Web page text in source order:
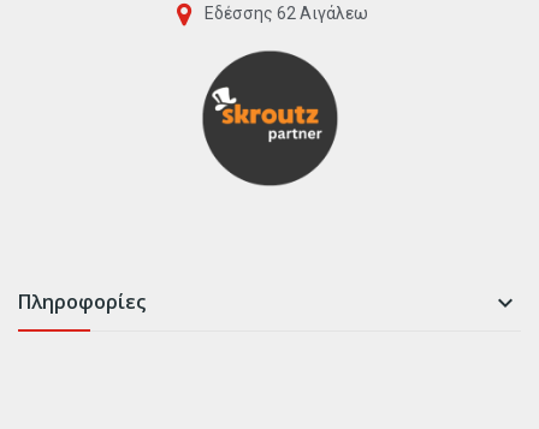
Εδέσσης 62 Αιγάλεω
Πληροφορίες 